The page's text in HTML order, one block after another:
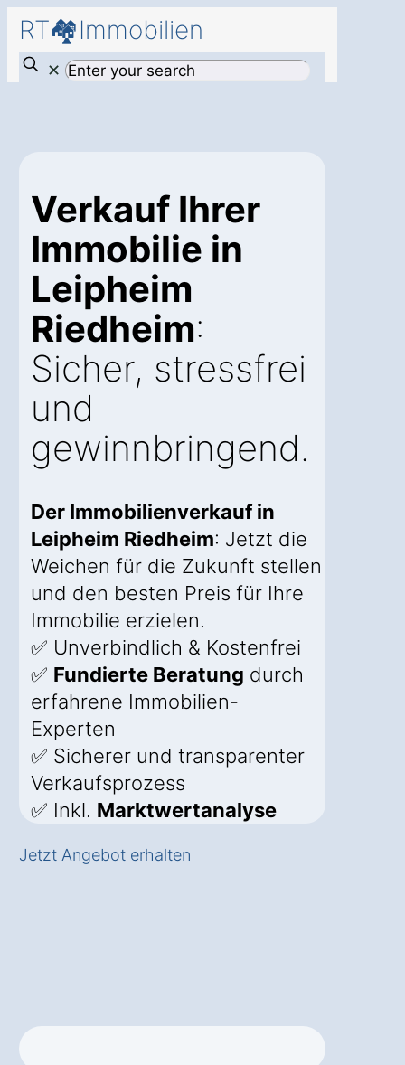
RT🏘️Immobilien
✕
Verkauf Ihrer
Immobilie in
Leipheim
Riedheim:
Sicher, stressfrei
und
gewinnbringend.
Der Immobilienverkauf in
Leipheim Riedheim: Jetzt die
Weichen für die Zukunft stellen
und den besten Preis für Ihre
Immobilie erzielen.
✅ Unverbindlich & Kostenfrei
✅ Fundierte Beratung durch
erfahrene Immobilien-
Experten
✅ Sicherer und transparenter
Verkaufsprozess
✅ Inkl. Marktwertanalyse
Jetzt Angebot erhalten